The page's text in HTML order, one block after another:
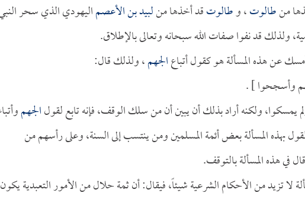
منطالوت، وطالوتقد أخذها منلبيد بن الأعصماليهودي الذي سحر
ولذلك قد نفوا صفات الله سبحانه وتعالى بالإطلاق.
عن هذه المسألة هو كقول أتباعالجهم، ولذلك قال:
وأسجحوا ] .
يمسكوا، ولكنه أراد بذلك أن يبين أن من سلك الوقف، فإنه تابع لقولالجهم
بهذه المسألة بعض أئمة المسلمين ومن ينتسب إلى السنة، وعلى رأسهم من
في هذه المسألة بالتوقف.
لا تزيد من الأحكام الشرعية شيئاً، فيقال: أن ثمة حلال من الأمور التعبدية يكون